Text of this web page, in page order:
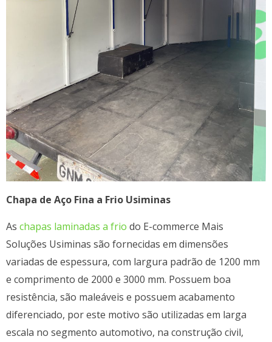
Chapa de Aço Fina a Frio Usiminas
As chapas laminadas a frio do E-commerce Mais
Soluções Usiminas são fornecidas em dimensões
variadas de espessura, com largura padrão de 1200 mm
e comprimento de 2000 e 3000 mm. Possuem boa
resistência, são maleáveis e possuem acabamento
diferenciado, por este motivo são utilizadas em larga
escala no segmento automotivo, na construção civil,